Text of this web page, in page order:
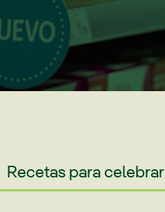
Recetas para celebrar